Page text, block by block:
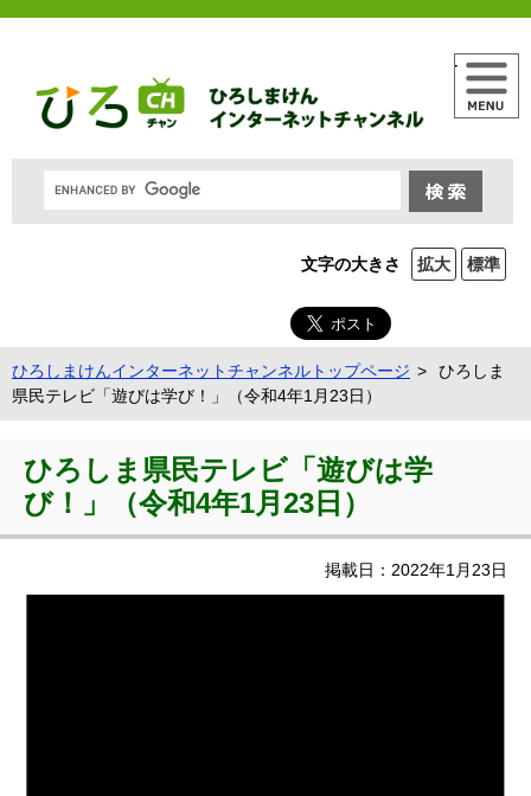
文字の大きさ 拡大 標準
メニュー
ひろしまけんインターネットチャンネルトップページ
ひろしま
県民テレビ「遊びは学び！」（令和4年1月23日）
ひろしま県民テレビ「遊びは学
び！」（令和4年1月23日）
掲載日：2022年1月23日